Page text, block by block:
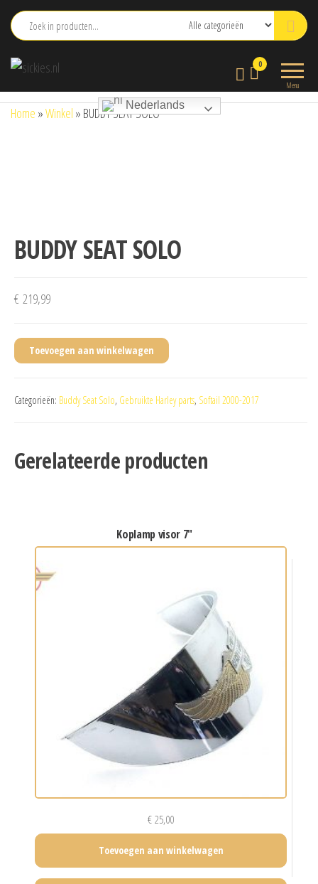
naar
inhoud
Menu
0
Nederlands
Home »Winkel » BUDDY SEAT SOLO
BUDDY SEAT SOLO
€ 219,99
Toevoegen aan winkelwagen
Categorieën: Buddy Seat Solo, Gebruikte Harley parts, Softail 2000-2017
Gerelateerde producten
koplamp visor 7″
€25,00
Toevoegen aan winkelwagen